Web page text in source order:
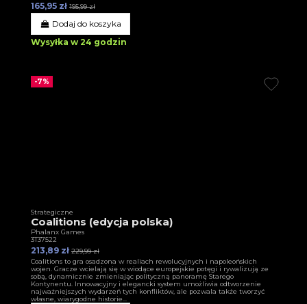
165,95 zł 195,99 zł
Dodaj do koszyka
Wysyłka w 24 godzin
-7%
Strategiczne
Coalitions (edycja polska)
Phalanx Games
3T37522
213,89 zł 229,99 zł
Coalitions to gra osadzona w realiach rewolucyjnych i napoleońskich
wojen. Gracze wcielają się w wiodące europejskie potęgi i rywalizują ze
sobą, dynamicznie zmieniając polityczną panoramę Starego
Kontynentu. Innowacyjny i elegancki system umożliwia odtworzenie
najważniejszych wydarzeń tych konfliktów, ale pozwala także tworzyć
własne, wiarygodne historie...